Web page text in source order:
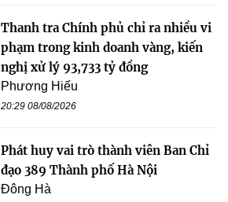
Thanh tra Chính phủ chỉ ra nhiều vi
phạm trong kinh doanh vàng, kiến
nghị xử lý 93,733 tỷ đồng
Phương Hiếu
20:29 08/08/2026
Phát huy vai trò thành viên Ban Chỉ
đạo 389 Thành phố Hà Nội
Đông Hà